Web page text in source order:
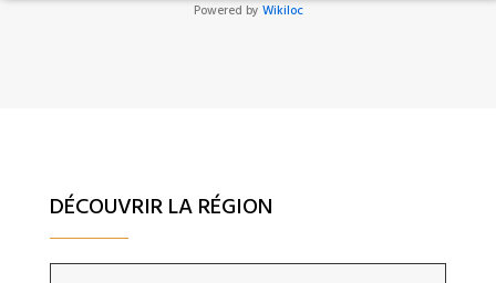
Powered by Wikiloc
DÉCOUVRIR LA RÉGION